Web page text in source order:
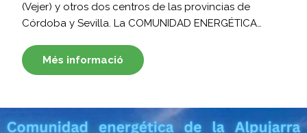
(Vejer) y otros dos centros de las provincias de
Córdoba y Sevilla. La COMUNIDAD ENERGÉTICA…
Més informació